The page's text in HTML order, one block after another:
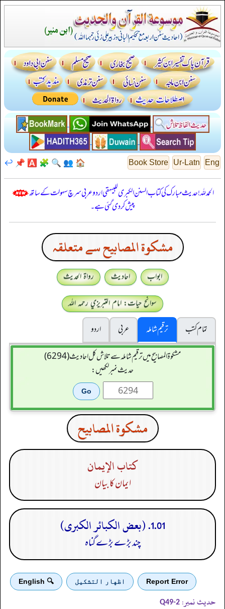
Eng
Ur-Latn
Book Store
🏠
👥
🔍
🧩
🅰️
📌
↩️
الحمدللہ! حدیث مبارک کی کتاب السنن الكبرى للبيهقي اردو عربی سرچ سہولت کے ساتھ
پیش کر دی گئی ہے۔
مشكوة المصابيح سے متعلقہ
ابواب احادیث
رواۃ الحدیث
سوانح حیات: امام التبريزي رحمہ اللہ
تمام کتب
ترقیم شاملہ عربی
اردو
مشکوۃ المصابیح میں ترقیم شاملہ سے تلاش کل احادیث (6294)
حدیث نمبر لکھیں:
مشكوة المصابيح
كتاب الإيمان
ایمان کا بیان
1.01. (بعض الكبائر الكبرى)
چند بڑے بڑے گناہ
Report Error اظهار التشكيل 🔍 English
حدیث نمبر: Q49-2